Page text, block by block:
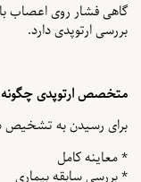
گاهی فشار روی اعصاب
بررسی ارتوپدی دارد.
متخصص ارتوپدی
برای رسیدن به تشخیص
* معاینه کامل
* بررسی سابقه بیماری